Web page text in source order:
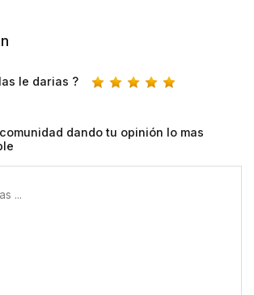
le darias ?
dando tu opinión lo mas